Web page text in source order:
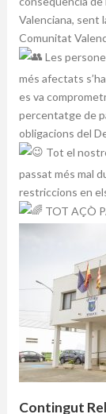
Valenciana, sent
Comunitat
Les
més afectats
es va
percentatge de
obligacions del
Tot el
passat més mal
restriccions en
TOT AÇÒ
Contingut